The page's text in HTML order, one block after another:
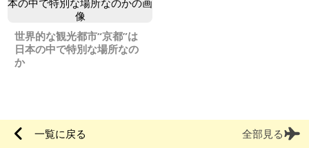
世界的な観光都市“京都”は
日本の中で特別な場所なの
か
一覧に戻る 全部見る